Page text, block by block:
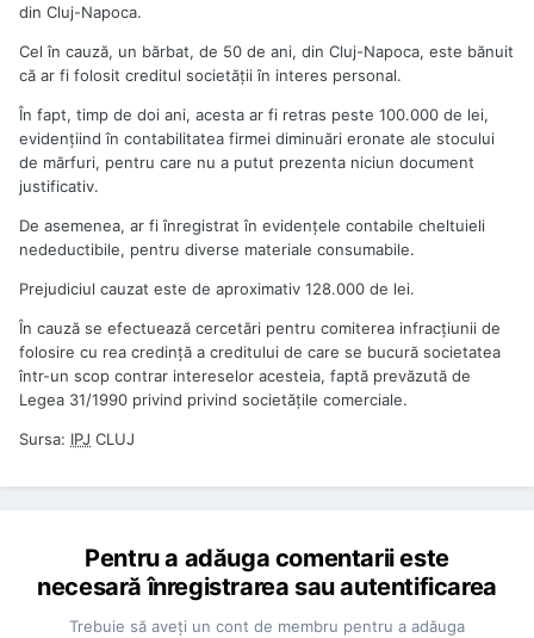
din Cluj-Napoca.
Cel în cauză, un bărbat, de 50 de ani, din Cluj-Napoca, este bănuit
că ar fi folosit creditul societăţii în interes personal.
În fapt, timp de doi ani, acesta ar fi retras peste 100.000 de lei,
evidenţiind în contabilitatea firmei diminuări eronate ale stocului
de mărfuri, pentru care nu a putut prezenta niciun document
justificativ.
De asemenea, ar fi înregistrat în evidenţele contabile cheltuieli
nedeductibile, pentru diverse materiale consumabile.
Prejudiciul cauzat este de aproximativ 128.000 de lei.
În cauză se efectuează cercetări pentru comiterea infracţiunii de
folosire cu rea credinţă a creditului de care se bucură societatea
într-un scop contrar intereselor acesteia, faptă prevăzută de
Legea 31/1990 privind privind societăţile comerciale.
Sursa: IPJ CLUJ
Pentru a adăuga comentarii este
necesară înregistrarea sau autentificarea
Trebuie să aveţi un cont de membru pentru a adăuga